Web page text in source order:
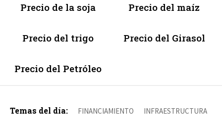
Precio de la soja Precio del maíz
Precio del trigo Precio del Girasol
Precio del Petróleo
Temas del día: FINANCIAMIENTO INFRAESTRUCTURA